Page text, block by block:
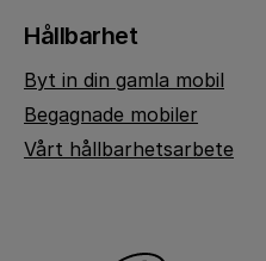
Hållbarhet
Byt in din gamla mobil
Begagnade mobiler
Vårt hållbarhetsarbete